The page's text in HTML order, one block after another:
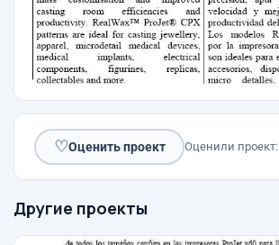
♡Оценить проект Оценили проект:
Другие проекты